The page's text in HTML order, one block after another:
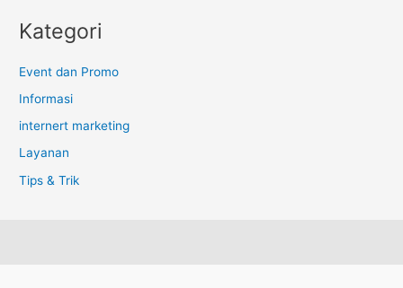
Kategori
Event dan Promo
Informasi
internert marketing
Layanan
Tips & Trik